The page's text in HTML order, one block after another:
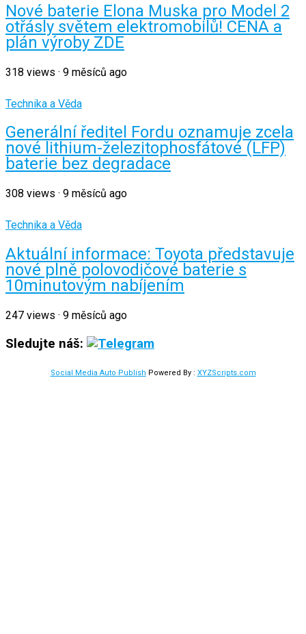
Nové baterie Elona Muska pro Model 2
otřásly světem elektromobilů! CENA a
plán výroby ZDE
318 views · 9 měsíců ago
Technika a Věda
Generální ředitel Fordu oznamuje zcela
nové lithium-železitophosfátové (LFP)
baterie bez degradace
308 views · 9 měsíců ago
Technika a Věda
Aktuální informace: Toyota představuje
nové plně polovodičové baterie s
10minutovým nabíjením
247 views · 9 měsíců ago
Sledujte náš:
Social Media Auto Publish Powered By : XYZScripts.com